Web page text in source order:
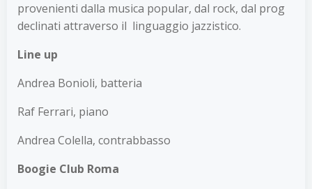
provenienti dalla musica popular, dal rock, dal prog
declinati attraverso il linguaggio jazzistico.
Line up
Andrea Bonioli, batteria
Raf Ferrari, piano
Andrea Colella, contrabbasso
Boogie Club Roma